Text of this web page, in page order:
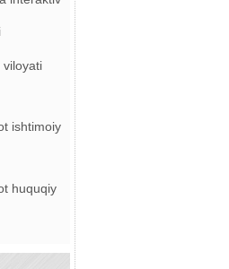
viloyati
ishtimoiy
huquqiy